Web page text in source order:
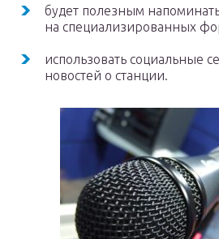
будет полезным
на специализированных
использовать социальные
новостей о станции.